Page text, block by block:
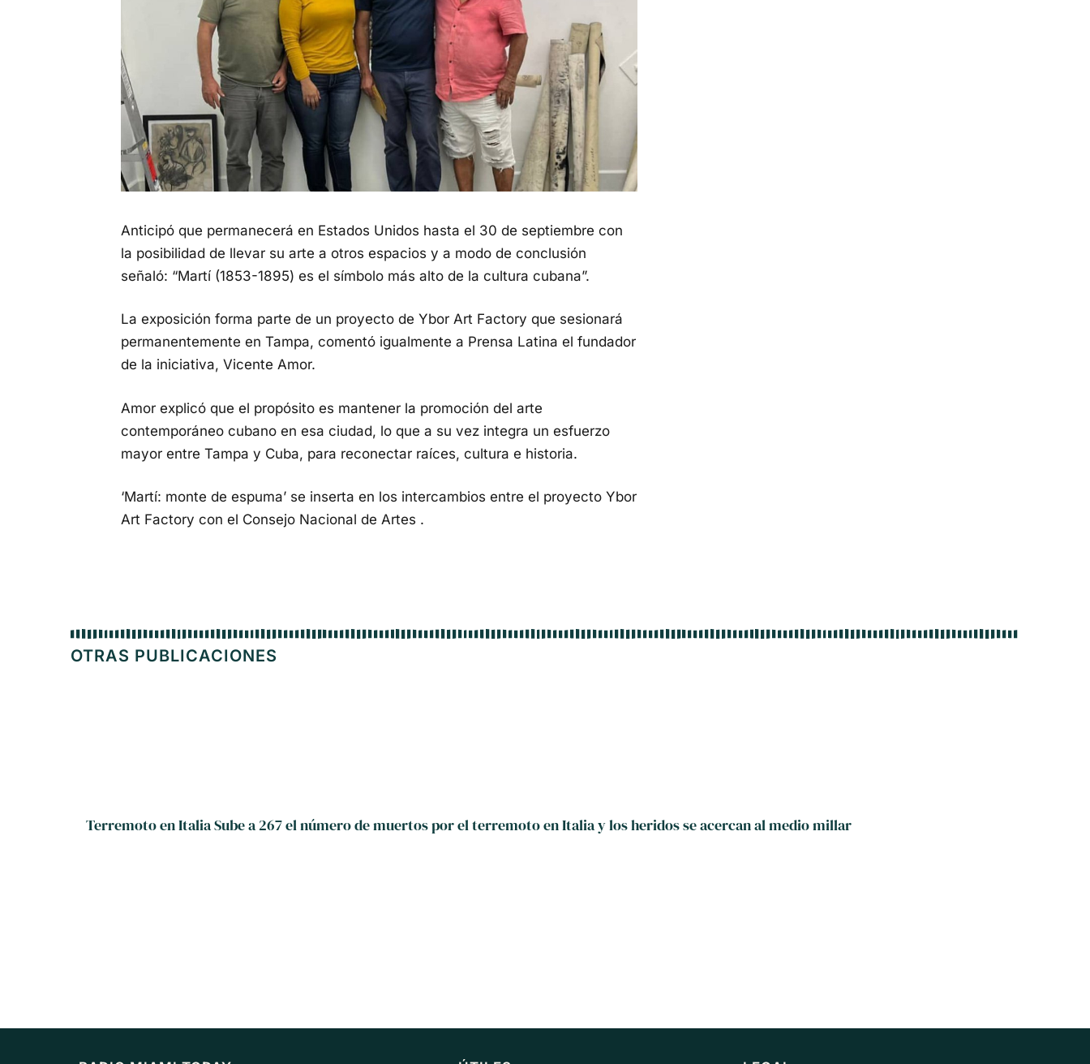
Anticipó que permanecerá en Estados Unidos hasta el 30 de septiembre con
la posibilidad de llevar su arte a otros espacios y a modo de conclusión
señaló: “Martí (1853-1895) es el símbolo más alto de la cultura cubana”.
La exposición forma parte de un proyecto de Ybor Art Factory que sesionará
permanentemente en Tampa, comentó igualmente a Prensa Latina el fundador
de la iniciativa, Vicente Amor.
Amor explicó que el propósito es mantener la promoción del arte
contemporáneo cubano en esa ciudad, lo que a su vez integra un esfuerzo
mayor entre Tampa y Cuba, para reconectar raíces, cultura e historia.
‘Martí: monte de espuma’ se inserta en los intercambios entre el proyecto Ybor
Art Factory con el Consejo Nacional de Artes .
OTRAS PUBLICACIONES
Terremoto en Italia Sube a 267 el número de muertos por el terremoto en Italia y los heridos se acercan al medio millar